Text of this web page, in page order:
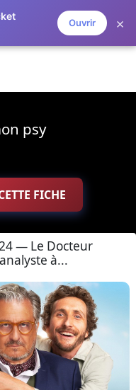
Ouvrir ×
psy
FICHE
— Le Docteur
à...